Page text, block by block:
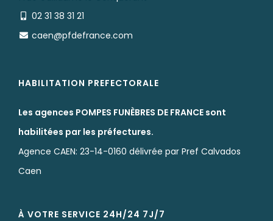
02 31 38 31 21
caen@pfdefrance.com
HABILITATION PREFECTORALE
Les agences POMPES FUNÈBRES DE FRANCE sont
habilitées par les préfectures.
Agence CAEN: 23-14-0160 délivrée par Pref Calvados
Caen
À VOTRE SERVICE 24H/24 7J/7